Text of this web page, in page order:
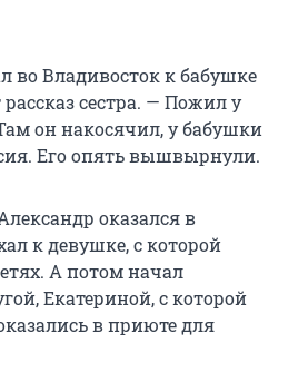
во Владивосток к бабушке
сестра. — Пожил у
он накосячил, у бабушки
Его опять вышвырнули.
оказался в
к девушке, с которой
А потом начал
Екатериной, с которой
в приюте для